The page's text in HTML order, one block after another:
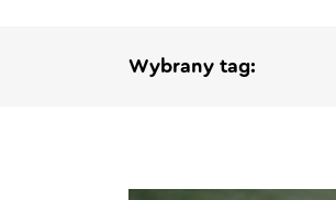
Wybrany tag: